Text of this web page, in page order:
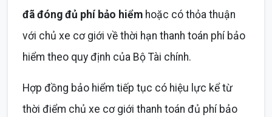
đã đóng đủ phí bảo hiểm hoặc có thỏa thuận
với chủ xe cơ giới về thời hạn thanh toán phí bảo
hiểm theo quy định của Bộ Tài chính.
Hợp đồng bảo hiểm tiếp tục có hiệu lực kể từ
thời điểm chủ xe cơ giới thanh toán đủ phí bảo